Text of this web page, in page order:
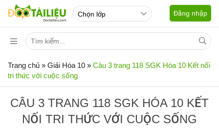
Đăng nhập
Trang chủ » Giải Hóa 10 » Câu 3 trang 118 SGK Hóa 10 Kết nối
tri thức với cuộc sống
CÂU 3 TRANG 118 SGK HÓA 10 KẾT
NỐI TRI THỨC VỚI CUỘC SỐNG